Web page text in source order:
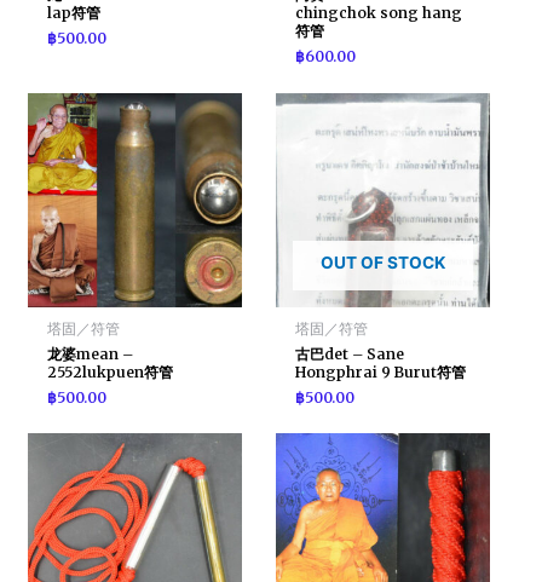
lap符管
฿500.00
chingchok song hang
符管
฿600.00
塔固／符管
龙婆mean –
2552lukpuen符管
฿500.00
OUT OF STOCK
塔固／符管
古巴det – Sane
Hongphrai 9 Burut符管
฿500.00